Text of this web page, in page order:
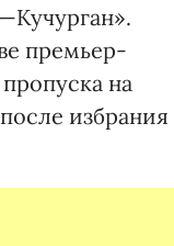
премьер-
на
избрания